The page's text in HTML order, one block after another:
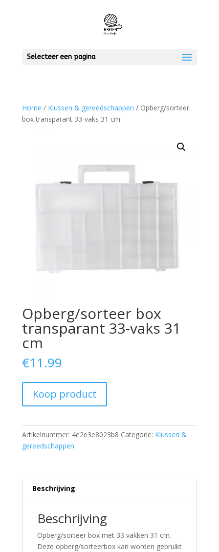
Selecteer een pagina
Home / Klussen & gereedschappen / Opberg/sorteer
box transparant 33-vaks 31 cm
Opberg/sorteer box
transparant 33-vaks 31
cm
€11.99
Koop product
Artikelnummer: 4e2e3e8023b8 Categorie: Klussen &
gereedschappen
Beschrijving
Beschrijving
Opberg/sorteer box met 33 vakken 31 cm.
Deze opberg/sorteerbox kan worden gebruikt